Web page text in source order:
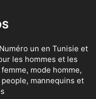
un en Tunisie et
les hommes et les
mode homme,
mannequins et